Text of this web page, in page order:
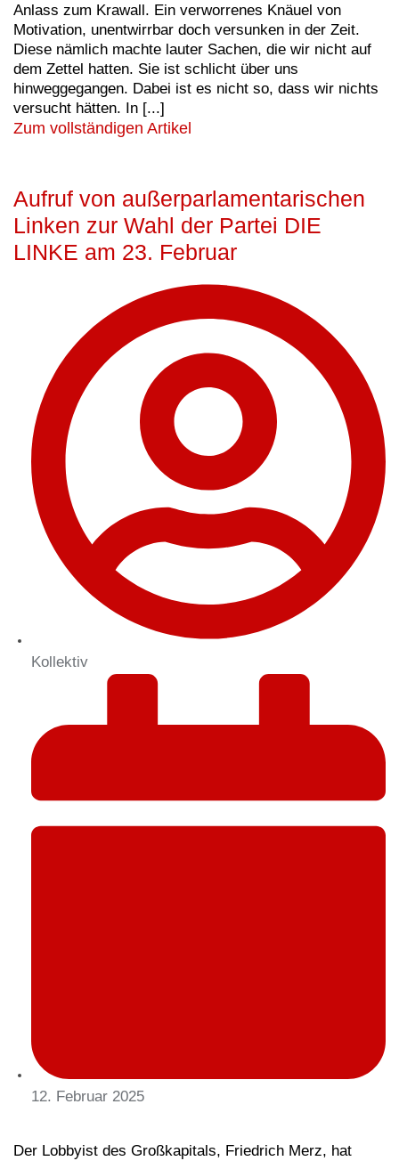
Anlass zum Krawall. Ein verworrenes Knäuel von
Motivation, unentwirrbar doch versunken in der Zeit.
Diese nämlich machte lauter Sachen, die wir nicht auf
dem Zettel hatten. Sie ist schlicht über uns
hinweggegangen. Dabei ist es nicht so, dass wir nichts
versucht hätten. In [...]
Zum vollständigen Artikel
Aufruf von außerparlamentarischen
Linken zur Wahl der Partei DIE
LINKE am 23. Februar
Kollektiv
12. Februar 2025
Der Lobbyist des Großkapitals, Friedrich Merz, hat